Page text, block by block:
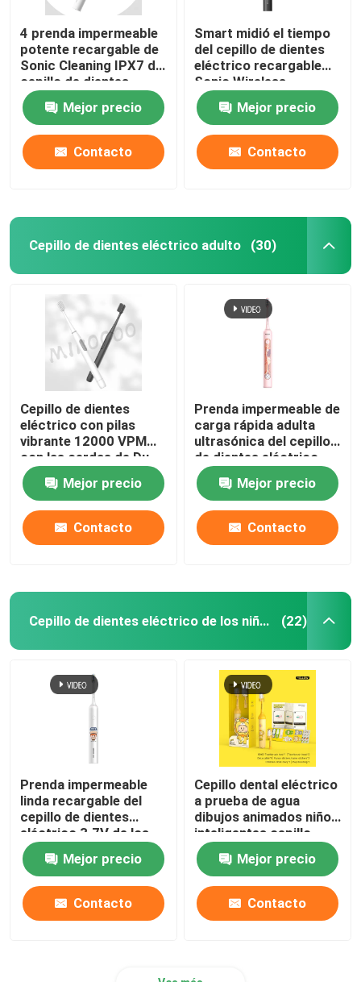
4 prenda impermeable
potente recargable de
Sonic Cleaning IPX7 del
cepillo de dientes
eléctrico de los modos
Mejor precio
Contacto
Smart midió el tiempo
del cepillo de dientes
eléctrico recargable
Sonic Wireless
Charging Waterproof
Mejor precio
Contacto
Cepillo de dientes eléctrico adulto (30)
Cepillo de dientes
eléctrico con pilas
vibrante 12000 VPM
con las cerdas de Du
Pont
Mejor precio
Contacto
Prenda impermeable de
carga rápida adulta
ultrasónica del cepillo
de dientes eléctrico
con 4 modos
Mejor precio
Contacto
Cepillo de dientes eléctrico de los niños (22)
Prenda impermeable
linda recargable del
cepillo de dientes
eléctrico 3.7V de los
niños con 4 modos
Mejor precio
Contacto
Cepillo dental eléctrico
a prueba de agua
dibujos animados niños
inteligentes cepillo
dental automático
cepillo dentalMejor precio
Contacto